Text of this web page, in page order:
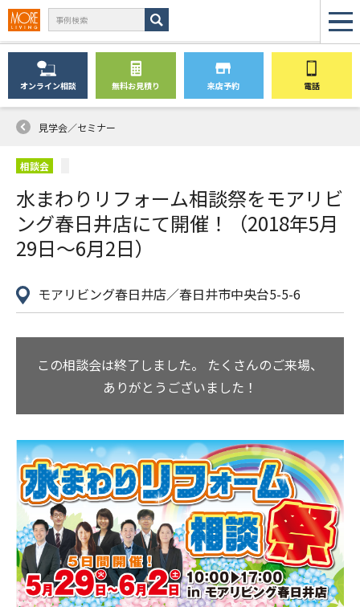
オンライン相談 無料お見積り 来店予約 電話
見学会／セミナー
相談会
水まわりリフォーム相談祭をモアリビ
ング春日井店にて開催！（2018年5月
29日〜6月2日）
モアリビング春日井店／春日井市中央台5-5-6
この相談会は終了しました。 たくさんのご来場、
ありがとうございました！